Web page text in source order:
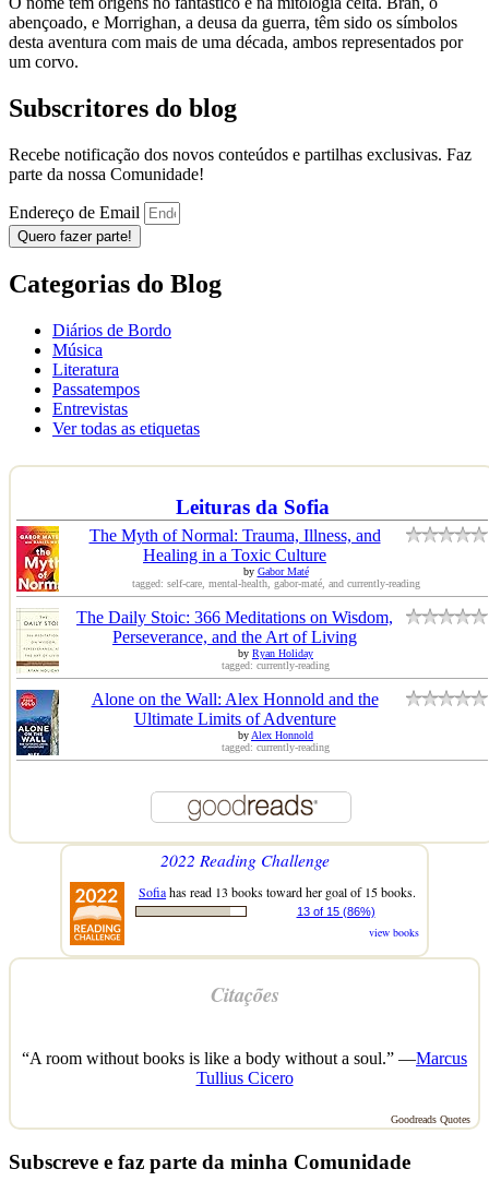
abençoado, e Morrighan, a deusa da guerra, têm sido os símbolos
desta aventura com mais de uma década, ambos representados por
um corvo.
Subscritores do blog
Recebe notificação dos novos conteúdos e partilhas exclusivas. Faz
parte da nossa Comunidade!
Endereço de Email
Quero fazer parte!
Categorias do Blog
Diários de Bordo
Música
Literatura
Passatempos
Entrevistas
Ver todas as etiquetas
Leituras da Sofia
The Myth of Normal: Trauma, Illness, and
Healing in a Toxic Culture
by Gabor Maté
tagged: self-care, mental-health, gabor-maté, and currently-reading
The Daily Stoic: 366 Meditations on Wisdom,
Perseverance, and the Art of Living
by Ryan Holiday
tagged: currently-reading
Alone on the Wall: Alex Honnold and the
Ultimate Limits of Adventure
byAlex Honnold
tagged: currently-reading
2022 Reading Challenge
Sofiahas read 13 books toward her goal of 15 books.
13 of 15 (86%)
view books
Citações
“A room without books is like a body without a soul.” —Marcus
Tullius Cicero
Goodreads Quotes
Subscreve e faz parte da minha Comunidade